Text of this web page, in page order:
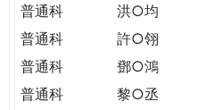
普通科
洪○均
普通科
許○翎
普通科
鄧○鴻
普通科
黎○丞